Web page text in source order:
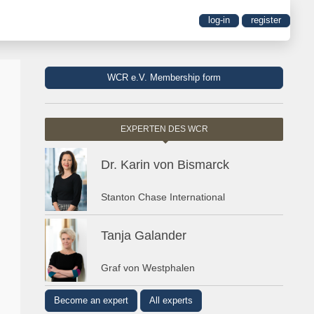
log-in register
WCR e.V. Membership form
EXPERTEN DES WCR
Dr. Karin von Bismarck
Stanton Chase International
Tanja Galander
Graf von Westphalen
Become an expert All experts